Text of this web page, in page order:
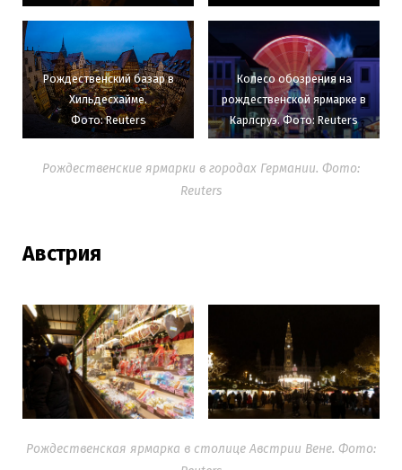
Рождественский базар в
Хильдесхайме.
Фото: Reuters
Колесо обозрения на
рождественской ярмарке в
Карлсруэ. Фото: Reuters
Рождественские ярмарки в городах Германии. Фото:
Reuters
Австрия
Рождественская ярмарка в столице Австрии Вене. Фото: